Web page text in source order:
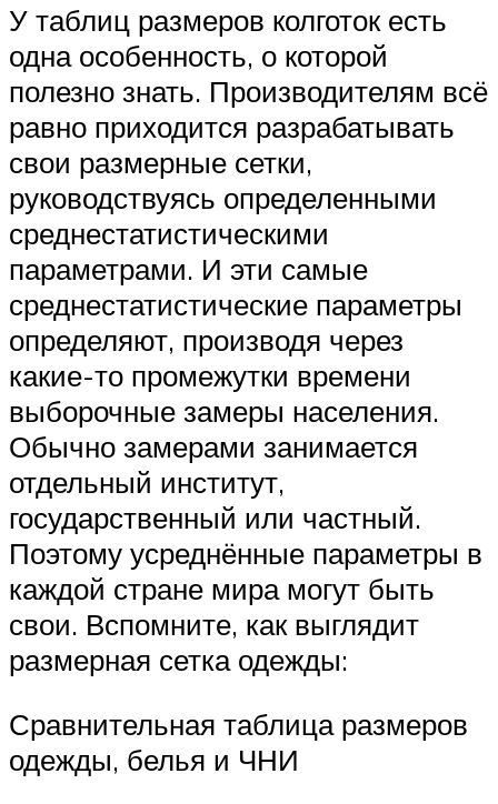
У таблиц размеров колготок есть
одна особенность, о которой
полезно знать. Производителям всё
равно приходится разрабатывать
свои размерные сетки,
руководствуясь определенными
среднестатистическими
параметрами. И эти самые
среднестатистические параметры
определяют, производя через
какие-то промежутки времени
выборочные замеры населения.
Обычно замерами занимается
отдельный институт,
государственный или частный.
Поэтому усреднённые параметры в
каждой стране мира могут быть
свои. Вспомните, как выглядит
размерная сетка одежды:
Сравнительная таблица размеров
одежды, белья и ЧНИ